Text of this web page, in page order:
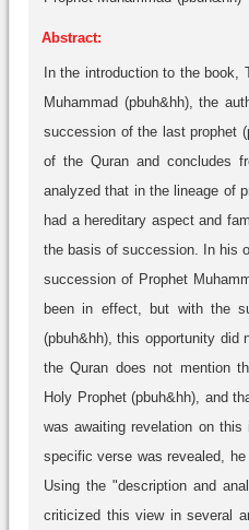
Abstract:
In the introduction to the
Muhammad (pbuh&hh), the
succession of the last prophet
of the Quran and concludes
analyzed that in the lineage of
had a hereditary aspect and
the basis of succession. In his
succession of Prophet
been in effect, but with the
(pbuh&hh), this opportunity did
the Quran does not mention
Holy Prophet (pbuh&hh), and
was awaiting revelation on
specific verse was revealed,
Using the "description and
criticized this view in several